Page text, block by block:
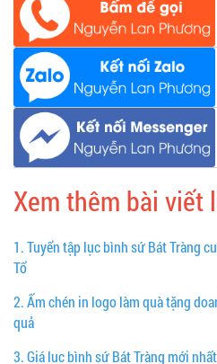
Xem thêm bài viết
1.Tuyển tập lục bình sứ Bát Tràng
Tổ
2.Ấm chén in logo làm quà tặng
quả
3.Giá lục bình sứ Bát Tràng mới